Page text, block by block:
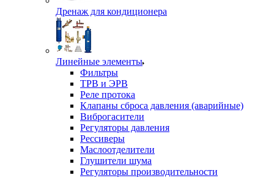
Дренаж для кондиционера
Линейные элементы
Фильтры
ТРВ и ЭРВ
Реле протока
Клапаны сброса давления (аварийные)
Виброгасители
Регуляторы давления
Рессиверы
Маслоотделители
Глушители шума
Регуляторы производительности